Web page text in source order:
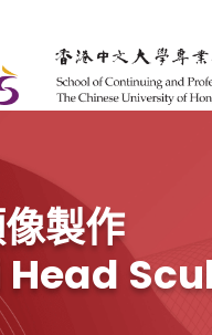
Univeristy of hong Kong
製作